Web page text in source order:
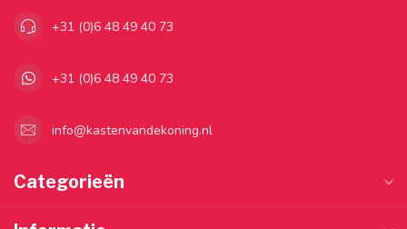
+31 (0)6 48 49 40 73
+31 (0)6 48 49 40 73
info@kastenvandekoning.nl
Categorieën